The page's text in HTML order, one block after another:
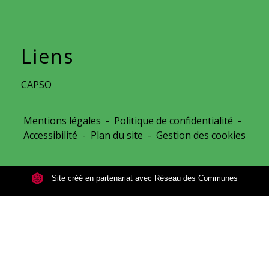
Liens
CAPSO
Mentions légales - Politique de confidentialité -
Accessibilité - Plan du site - Gestion des cookies
Site créé en partenariat avec Réseau des Communes